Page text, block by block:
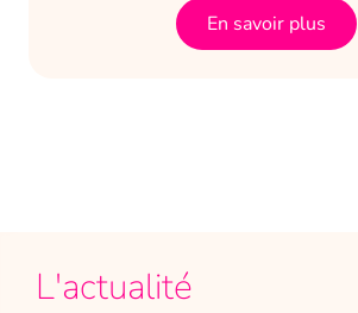
En savoir plus
L'actualité